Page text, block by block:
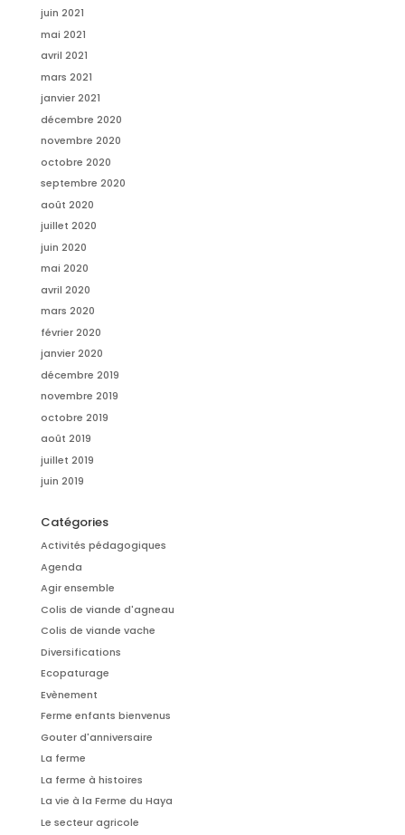
juin 2021
mai 2021
avril 2021
mars 2021
janvier 2021
décembre 2020
novembre 2020
octobre 2020
septembre 2020
août 2020
juillet 2020
juin 2020
mai 2020
avril 2020
mars 2020
février 2020
janvier 2020
décembre 2019
novembre 2019
octobre 2019
août 2019
juillet 2019
juin 2019
Catégories
Activités pédagogiques
Agenda
Agir ensemble
Colis de viande d'agneau
Colis de viande vache
Diversifications
Ecopaturage
Evènement
Ferme enfants bienvenus
Gouter d'anniversaire
La ferme
La ferme à histoires
La vie à la Ferme du Haya
Le secteur agricole